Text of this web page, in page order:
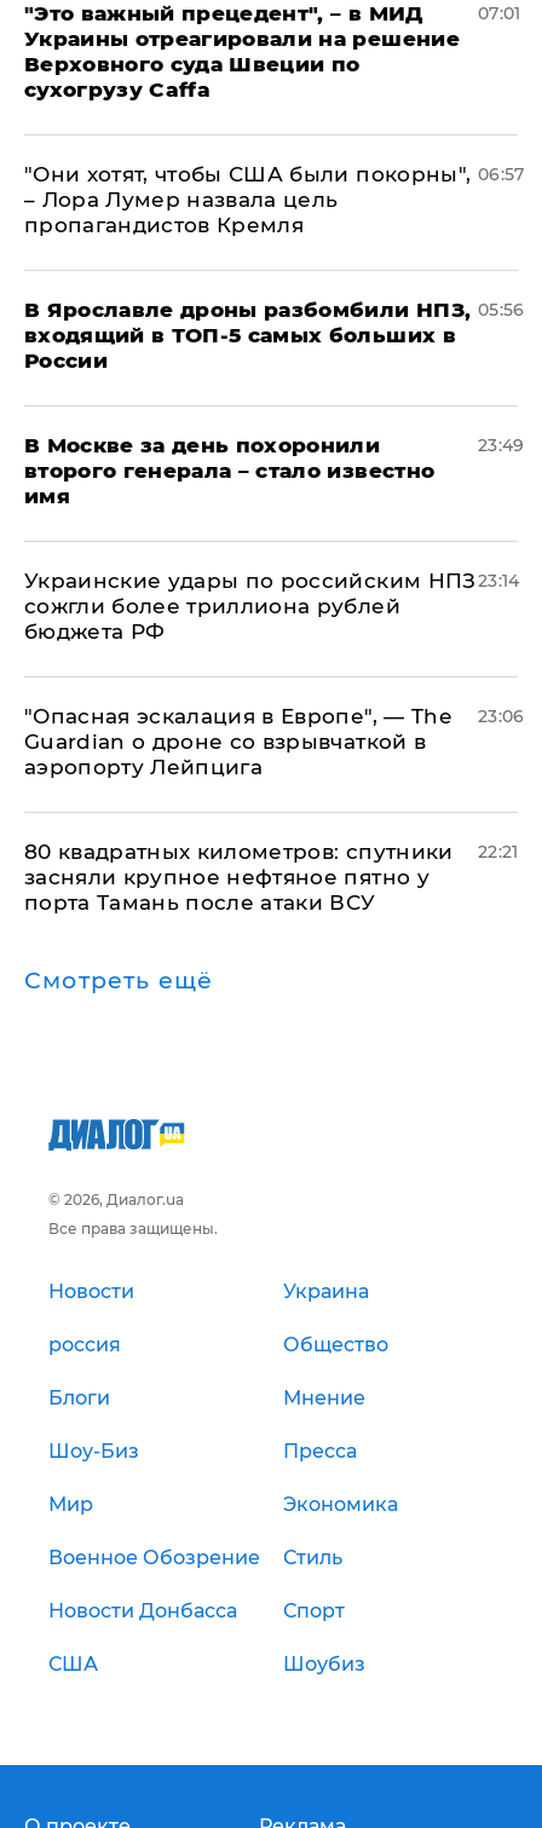
"Это важный прецедент", – в МИД
Украины отреагировали на решение
Верховного суда Швеции по
сухогрузу Caffa
07:01
"Они хотят, чтобы США были покорны",
– Лора Лумер назвала цель
пропагандистов Кремля
06:57
В Ярославле дроны разбомбили НПЗ,
входящий в ТОП-5 самых больших в
России
05:56
В Москве за день похоронили
второго генерала – стало известно
имя
23:49
Украинские удары по российским НПЗ
сожгли более триллиона рублей
бюджета РФ
23:14
"Опасная эскалация в Европе", — The
Guardian о дроне со взрывчаткой в
аэропорту Лейпцига
23:06
80 квадратных километров: спутники
засняли крупное нефтяное пятно у
порта Тамань после атаки ВСУ
22:21
Смотреть ещё
© 2026, Диалог.ua
Все права защищены.
Новости Украина
россия Общество
Блоги Мнение
Шоу-Биз Пресса
Мир Экономика
Военное Обозрение Стиль
Новости Донбасса Спорт
США Шоубиз